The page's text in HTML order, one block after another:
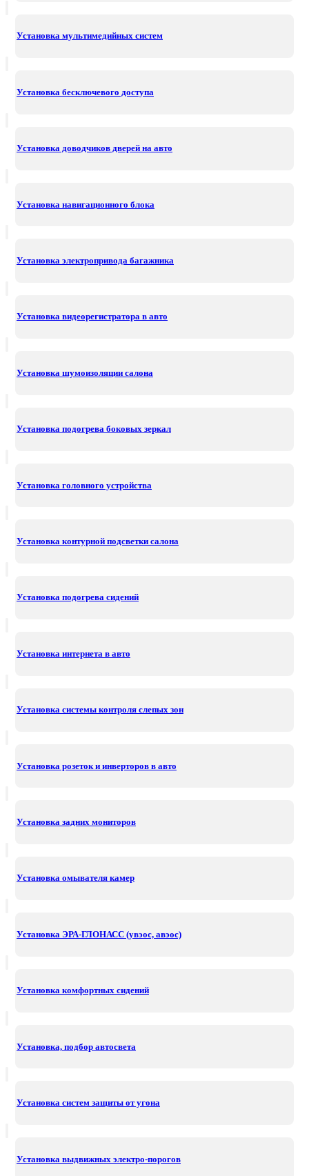
Установка мультимедийных систем
Установка бесключевого доступа
Установка доводчиков дверей на авто
Установка навигационного блока
Установка электропривода багажника
Установка видеорегистратора в авто
Установка шумоизоляции салона
Установка подогрева боковых зеркал
Установка головного устройства
Установка контурной подсветки салона
Установка подогрева сидений
Установка интернета в авто
Установка системы контроля слепых зон
Установка розеток и инверторов в авто
Установка задних мониторов
Установка омывателя камер
Установка ЭРА-ГЛОНАСС (увэос, авэос)
Установка комфортных сидений
Установка, подбор автосвета
Установка систем защиты от угона
Установка выдвижных электро-порогов